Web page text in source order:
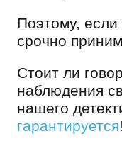
Поэтому, если
срочно
Стоит ли
наблюдения
нашего
гарантируется!